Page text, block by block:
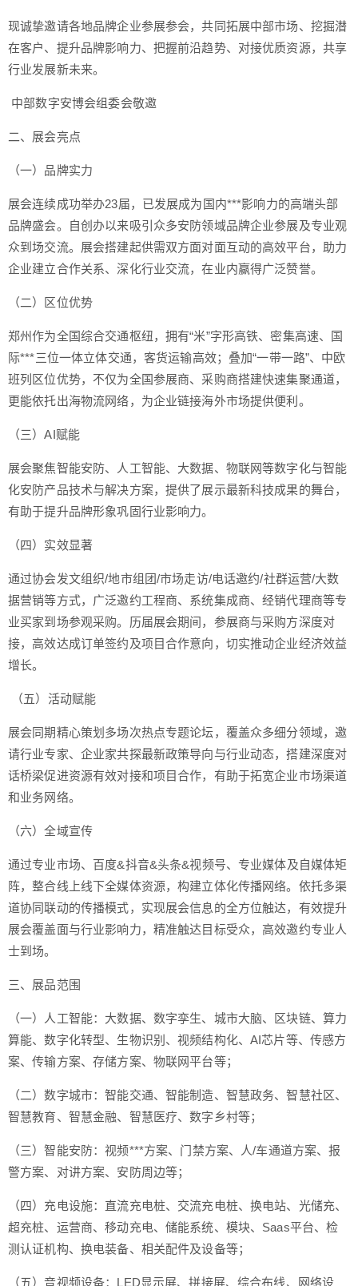
现诚挚邀请各地品牌企业参展参会，共同拓展中部市场、挖掘潜
在客户、提升品牌影响力、把握前沿趋势、对接优质资源，共享
行业发展新未来。
中部数字安博会组委会敬邀
二、展会亮点
（一）品牌实力
展会连续成功举办23届，已发展成为国内***影响力的高端头部
品牌盛会。自创办以来吸引众多安防领域品牌企业参展及专业观
众到场交流。展会搭建起供需双方面对面互动的高效平台，助力
企业建立合作关系、深化行业交流，在业内赢得广泛赞誉。
（二）区位优势
郑州作为全国综合交通枢纽，拥有“米”字形高铁、密集高速、国
际***三位一体立体交通，客货运输高效；叠加“一带一路”、中欧
班列区位优势，不仅为全国参展商、采购商搭建快速集聚通道，
更能依托出海物流网络，为企业链接海外市场提供便利。
（三）AI赋能
展会聚焦智能安防、人工智能、大数据、物联网等数字化与智能
化安防产品技术与解决方案，提供了展示最新科技成果的舞台，
有助于提升品牌形象巩固行业影响力。
（四）实效显著
通过协会发文组织/地市组团/市场走访/电话邀约/社群运营/大数
据营销等方式，广泛邀约工程商、系统集成商、经销代理商等专
业买家到场参观采购。历届展会期间，参展商与采购方深度对
接，高效达成订单签约及项目合作意向，切实推动企业经济效益
增长。
（五）活动赋能
展会同期精心策划多场次热点专题论坛，覆盖众多细分领域，邀
请行业专家、企业家共探最新政策导向与行业动态，搭建深度对
话桥梁促进资源有效对接和项目合作，有助于拓宽企业市场渠道
和业务网络。
（六）全域宣传
通过专业市场、百度&抖音&头条&视频号、专业媒体及自媒体矩
阵，整合线上线下全媒体资源，构建立体化传播网络。依托多渠
道协同联动的传播模式，实现展会信息的全方位触达，有效提升
展会覆盖面与行业影响力，精准触达目标受众，高效邀约专业人
士到场。
三、展品范围
（一）人工智能：大数据、数字孪生、城市大脑、区块链、算力
算能、数字化转型、生物识别、视频结构化、AI芯片等、传感方
案、传输方案、存储方案、物联网平台等；
（二）数字城市：智能交通、智能制造、智慧政务、智慧社区、
智慧教育、智慧金融、智慧医疗、数字乡村等；
（三）智能安防：视频***方案、门禁方案、人/车通道方案、报
警方案、对讲方案、安防周边等；
（四）充电设施：直流充电桩、交流充电桩、换电站、光储充、
超充桩、运营商、移动充电、储能系统、模块、Saas平台、检
测认证机构、换电装备、相关配件及设备等；
（五）音视频设备：LED显示屏、拼接屏、综合布线、网络设